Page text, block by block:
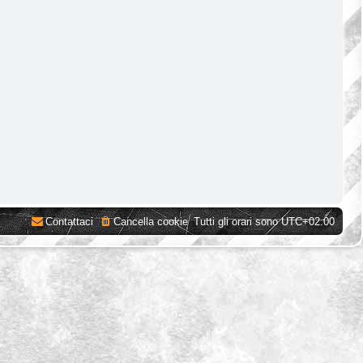
Tutti gli orari sonoUTC+02:00
Cancella cookie
Contattaci